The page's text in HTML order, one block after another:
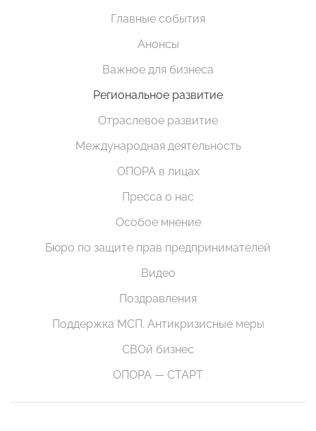
Главные события
Анонсы
Важное для бизнеса
Региональное развитие
Отраслевое развитие
Международная деятельность
ОПОРА в лицах
Пресса о нас
Особое мнение
Бюро по защите прав предпринимателей
Видео
Поздравления
Поддержка МСП. Антикризисные меры
СВОй бизнес
ОПОРА — СТАРТ